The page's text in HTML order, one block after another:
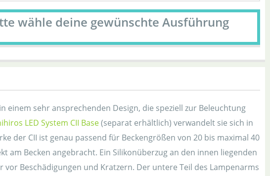
wähle deine gewünschte Ausführung
einem sehr ansprechenden Design, die speziell zur Beleuchtung
LED System CII Base(separat erhältlich) verwandelt sie sich in
der CII ist genau passend für Beckengrößen von 20 bis maximal 40
Becken angebracht. Ein Silikonüberzug an den innen liegenden
Beschädigungen und Kratzern. Der untere Teil des Lampenarms